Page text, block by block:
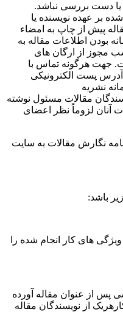
دست بررسی نباشد.
بر عهده نویسنده یا
پیش از چاپ به امضاء
بودن اطلاعات مقاله به
مجوز از ارگان های
جهت هرگونه تماس با
آدرس پست الکترونیکی
مقالات مسئول نوشته
آنان لزوماً نظر اعضای
نگارش مقالات به سایت
باشد:
های کار انجام شده را
پس از عنوان مقاله آورده
از نویسندگان مقاله